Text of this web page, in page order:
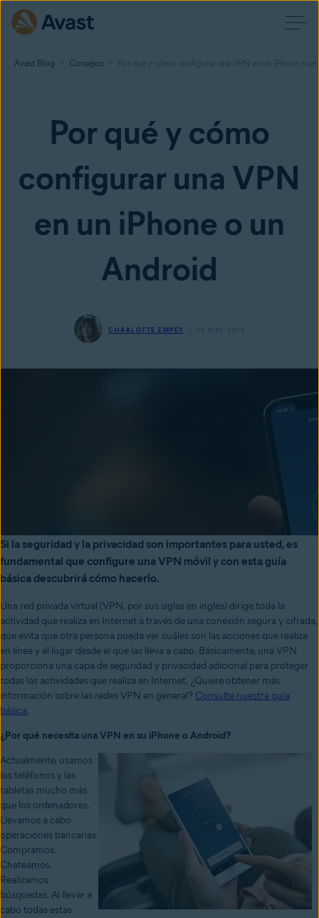
Avast Blog Consejos Por qué y cómo configurar una VPN en un iPhone o
Por qué y cómo
configurar una VPN
en un iPhone o un
Android
CHARLOTTE EMPEY 25 MAY 2018
Si la seguridad y la privacidad son importantes para usted, es
fundamental que configure una VPN móvil y con esta guía
básica descubrirá cómo hacerlo.
Una red privada virtual (VPN, por sus siglas en inglés) dirige toda la
actividad que realiza en Internet a través de una conexión segura y cifrada,
que evita que otra persona pueda ver cuáles son las acciones que realiza
en línea y el lugar desde el que las lleva a cabo. Básicamente, una VPN
proporciona una capa de seguridad y privacidad adicional para proteger
todas las actividades que realiza en Internet. ¿Quiere obtener más
información sobre las redes VPN en general? Consulte nuestra guía
básica.
¿Por qué necesita una VPN en su iPhone o Android?
Actualmente, usamos
los teléfonos y las
tabletas mucho más
que los ordenadores.
Llevamos a cabo
operaciones bancarias.
Compramos.
Chateamos.
Realizamos
búsquedas. Al llevar a
cabo todas estas